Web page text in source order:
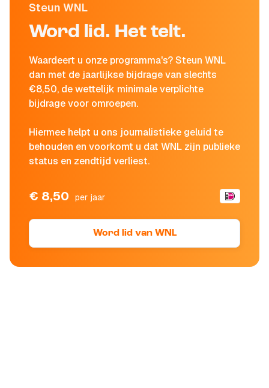
Steun WNL
Word lid. Het telt.
Waardeert u onze programma's? Steun WNL
dan met de jaarlijkse bijdrage van slechts
€8,50, de wettelijk minimale verplichte
bijdrage voor omroepen.
Hiermee helpt u ons journalistieke geluid te
behouden en voorkomt u dat WNL zijn publieke
status en zendtijd verliest.
€ 8,50 per jaar
Word lid van WNL